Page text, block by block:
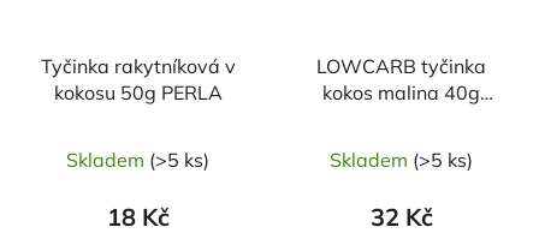
Tyčinka rakytníková v
kokosu 50g PERLA
Skladem (>5 ks)
18 Kč
LOWCARB tyčinka
kokos malina 40g
Skladem (>5 ks)
32 Kč